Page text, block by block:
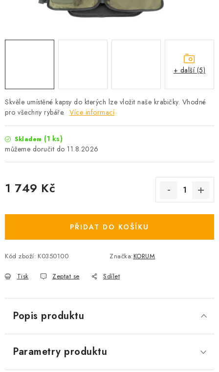
Péče o rybu
Skvěle umístěné kapsy do kterých lze vložit naše krabičky. Vhodné
pro všechny rybáře. Více informací
Skladem (1 ks)
11.8.2026
1 749 Kč
PŘIDAT DO KOŠÍKU
Kód zboží: K0350100 Značka:KORUM
Tisk Zeptat se Sdílet
+ další (5)
Popis produktu
Parametry produktu